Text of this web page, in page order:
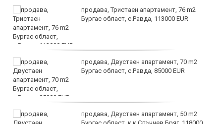
продава, Тристаен апартамент, 76 m2
Бургас област, с.Равда, 113000 EUR
продава, Двустаен апартамент, 70 m2
Бургас област, с.Равда, 85000 EUR
продава, Двустаен апартамент, 50 m2